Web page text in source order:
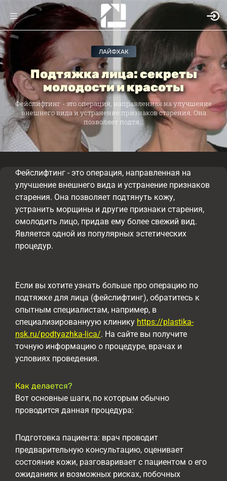
ЛАЙФХАК
Подтяжка лица: секреты
молодости и красоты
Фейслифтинг - это операция, направленная на улучшение
внешнего вида и устранение признаков старения. Она
позволяет подтя...
Фейслифтинг - это операция, направленная на
улучшение внешнего вида и устранение признаков
старения. Она позволяет подтянуть кожу,
устранить морщины и другие признаки старения,
омолодить лицо, придав ему более свежий вид.
Является одной из популярных эстетических
процедур.
Если вы хотите узнать больше про операцию по
подтяжке для лица (фейслифтинг), обратитесь к
опытным специалистам, например, в
специализированнуую клинику https://plastika-
nsk.ru/podtyazhka-lica/. На сайте вы получите
точную информацию о процедуре, врачах и
условиях проведения.
Как делается?
Вот основные шаги, по которым обычно
проводится данная процедура:
Подготовка пациента: врач проводит
предварительную консультацию, оценивает
состояние кожи, разговаривает с пациентом о его
ожиданиях и возможных рисках, побочных